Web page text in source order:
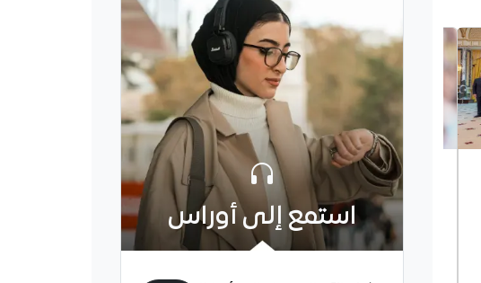
آيت نوري يكشف طموحه
الجديد مع مانشستر سيتي
آيت نوري يرفع سقف طموحاته
مع مانشستر سيتي، مؤكدا
استمع إلى أوراس